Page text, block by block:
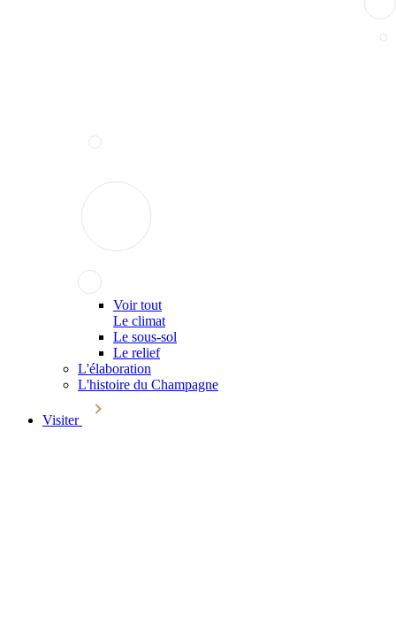
Voir tout
Le climat
Le sous-sol
Le relief
L'élaboration
L'histoire du Champagne
Visiter